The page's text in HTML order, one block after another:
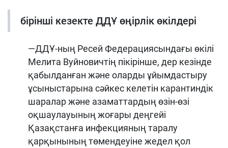
бірінші кезекте ДДҰ өңірлік өкілдері
—ДДҰ-ның Ресей Федерациясындағы өкілі
Мелита Вуйновичтің пікірінше, дер кезінде
қабылданған және оларды ұйымдастыру
ұсыныстарына сәйкес келетін карантиндік
шаралар және азаматтардың өзін-өзі
оқшаулауының жоғары деңгейі
Қазақстанға инфекцияның таралу
қарқынының төмендеуіне жедел қол